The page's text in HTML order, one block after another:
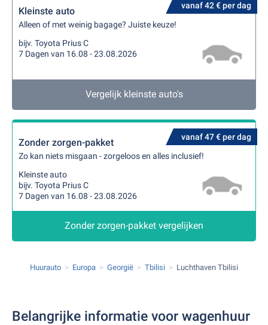
vanaf 42 € per dag
Kleinste auto
Alleen of met weinig bagage? Juiste keuze!
bijv. Toyota Prius C
7 Dagen van 16.08 - 23.08.2026
Vergelijk kleinste auto's
vanaf 47 € per dag
Zonder zorgen-pakket
Zo kan niets misgaan - zorgeloos en alles inclusief!
Kleinste auto
bijv. Toyota Prius C
7 Dagen van 16.08 - 23.08.2026
Zonder zorgen-pakket vergelijken
Huurauto Europa Georgië Tbilisi Luchthaven Tbilisi
Belangrijke informatie voor wagenhuur